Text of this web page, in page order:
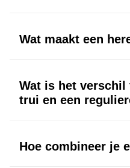
Wat maakt een
Wat is het verschil
trui en een
Hoe combineer je